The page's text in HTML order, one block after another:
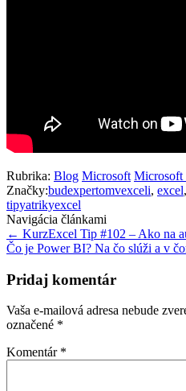
Rubrika: Blog Microsoft Microsoft
Značky:budexpertomvexceli, excel,
tipyatrikyexcel
Navigácia článkami
← KurzExcel Tip #102 – Ako na
Čo je Power BI? Na čo slúži a v
Pridaj komentár
Vaša e-mailová adresa nebude
označené *
Komentár *